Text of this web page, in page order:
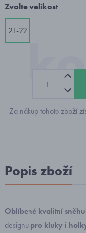
Zvolte velikost
21-22
Za nákup tohoto zboží
Popis zboží
Oblíbené kvalitní
designu pro kluky i